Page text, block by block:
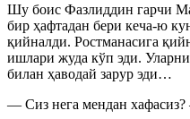
Шу боис Фазлиддин гарчи
бир ҳафтадан бери кеча-ю
қийналди. Ростманасига
ишлари жуда кўп эди.
билан ҳаводай зарур эди…
— Сиз нега мендан